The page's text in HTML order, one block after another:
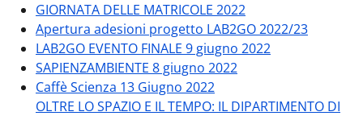
GIORNATA DELLE MATRICOLE 2022
Apertura adesioni progetto LAB2GO 2022/23
LAB2GO EVENTO FINALE 9 giugno 2022
SAPIENZAMBIENTE 8 giugno 2022
Caffè Scienza 13 Giugno 2022
OLTRE LO SPAZIO E IL TEMPO: IL DIPARTIMENTO DI